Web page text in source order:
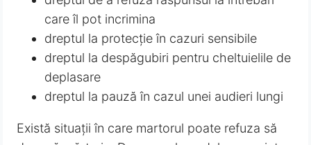
care îl pot incrimina
dreptul la protecție în cazuri sensibile
dreptul la despăgubiri pentru cheltuielile de
deplasare
dreptul la pauză în cazul unei audieri lungi
Există situații în care martorul poate refuza să